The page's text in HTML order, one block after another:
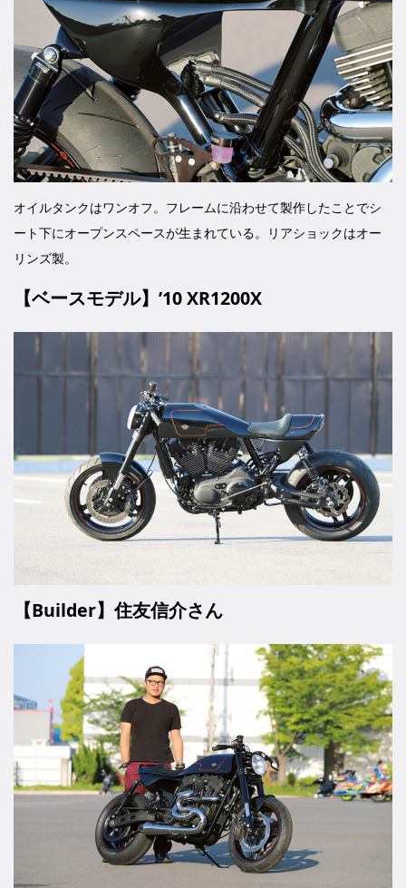
オイルタンクはワンオフ。フレームに沿わせて製作したことでシ
ート下にオープンスペースが生まれている。リアショックはオー
リンズ製。
【ベースモデル】’10 XR1200X
【Builder】住友信介さん